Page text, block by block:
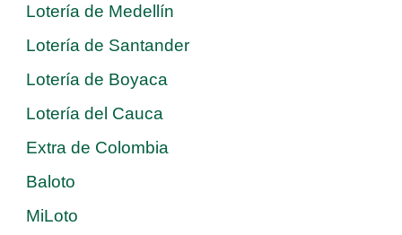
Lotería de Medellín
Lotería de Santander
Lotería de Boyaca
Lotería del Cauca
Extra de Colombia
Baloto
MiLoto